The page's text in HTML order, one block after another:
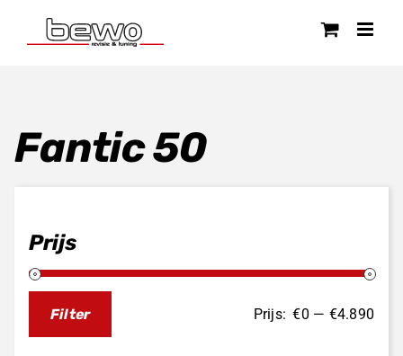
naar
Fantic 50
Prijs
Filter Prijs: €0 — €4.890